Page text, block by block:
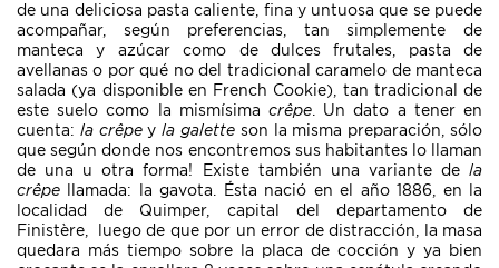
de una deliciosa pasta caliente, fina y untuosa que se puede
acompañar, según preferencias, tan simplemente de
manteca y azúcar como de dulces frutales, pasta de
avellanas o por qué no del tradicional caramelo de manteca
salada (ya disponible en French Cookie), tan tradicional de
este suelo como la mismísima crêpe. Un dato a tener en
cuenta: la crêpeyla galette son la misma preparación, sólo
que según donde nos encontremos sus habitantes lo llaman
de una u otra forma! Existe también una variante de la
crêpe llamada: la gavota. Ésta nació en el año 1886, en la
localidad de Quimper, capital del departamento de
Finistère, luego de que por un error de distracción, la masa
quedara más tiempo sobre la placa de cocción y ya bien